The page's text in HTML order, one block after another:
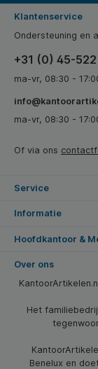
Klantenservice
Ondersteuning en
+31 (0) 45-522
ma-vr, 08:30 -
ma-vr, 08:30 -
Of via ons
Service
Informatie
Hoofdkantoor &
Over ons
Het
Benelux en